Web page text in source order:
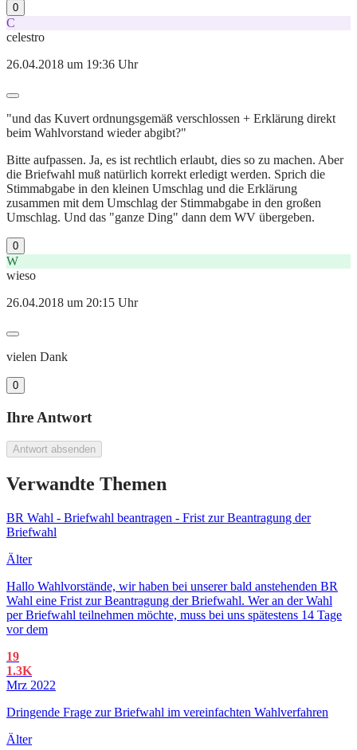
0
C
celestro
26.04.2018 um 19:36 Uhr
"und das Kuvert ordnungsgemäß verschlossen + Erklärung direkt
beim Wahlvorstand wieder abgibt?"
Bitte aufpassen. Ja, es ist rechtlich erlaubt, dies so zu machen. Aber
die Briefwahl muß natürlich korrekt erledigt werden. Sprich die
Stimmabgabe in den kleinen Umschlag und die Erklärung
zusammen mit dem Umschlag der Stimmabgabe in den großen
Umschlag. Und das "ganze Ding" dann dem WV übergeben.
0
W
wieso
26.04.2018 um 20:15 Uhr
vielen Dank
0
Ihre Antwort
Antwort absenden
Verwandte Themen
BR Wahl - Briefwahl beantragen - Frist zur Beantragung der
Briefwahl
Älter
Hallo Wahlvorstände, wir haben bei unserer bald anstehenden BR
Wahl eine Frist zur Beantragung der Briefwahl. Wer an der Wahl
per Briefwahl teilnehmen möchte, muss bei uns spätestens 14 Tage
vor dem
19
1.3K
Mrz 2022
Dringende Frage zur Briefwahl im vereinfachten Wahlverfahren
Älter